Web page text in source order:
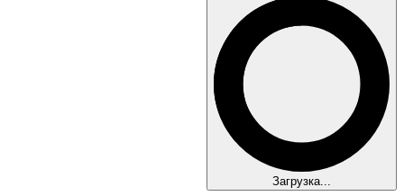
Загрузка...